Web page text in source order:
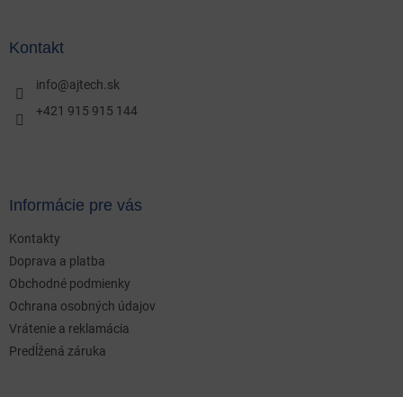
Kontakt
info@ajtech.sk
+421 915 915 144
Informácie pre vás
Kontakty
Doprava a platba
Obchodné podmienky
Ochrana osobných údajov
Vrátenie a reklamácia
Predĺžená záruka